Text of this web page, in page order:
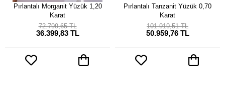
Pırlantalı Morganit Yüzük 1,20
Karat
36.399,83 TL
72.799,65 TL
Pırlantalı Tanzanit Yüzük 0,70
Karat
50.959,76 TL
101.919,51 TL